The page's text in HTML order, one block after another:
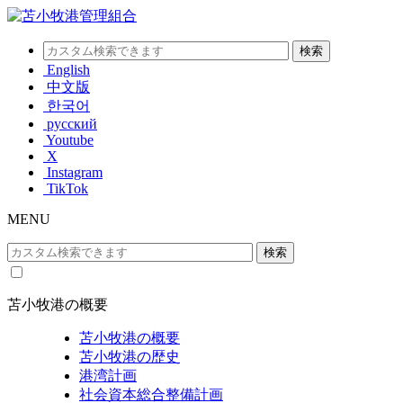
English
中文版
한국어
русский
Youtube
X
Instagram
TikTok
MENU
苫小牧港の概要
苫小牧港の概要
苫小牧港の歴史
港湾計画
社会資本総合整備計画